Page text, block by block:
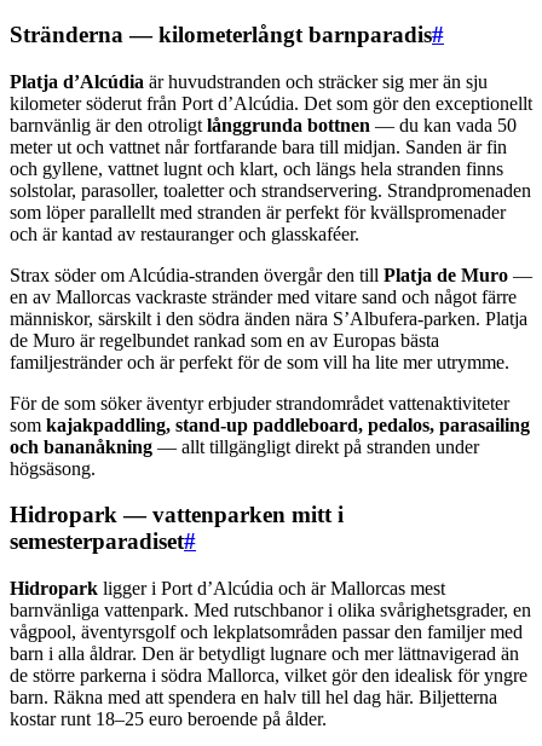
Stränderna — kilometerlångt barnparadis#
Platja d’Alcúdia är huvudstranden och sträcker sig mer än sju
kilometer söderut från Port d’Alcúdia. Det som gör den exceptionellt
barnvänlig är den otroligt långgrunda bottnen — du kan vada 50
meter ut och vattnet når fortfarande bara till midjan. Sanden är fin
och gyllene, vattnet lugnt och klart, och längs hela stranden finns
solstolar, parasoller, toaletter och strandservering. Strandpromenaden
som löper parallellt med stranden är perfekt för kvällspromenader
och är kantad av restauranger och glasskaféer.
Strax söder om Alcúdia-stranden övergår den till Platja de Muro —
en av Mallorcas vackraste stränder med vitare sand och något färre
människor, särskilt i den södra änden nära S’Albufera-parken. Platja
de Muro är regelbundet rankad som en av Europas bästa
familjestränder och är perfekt för de som vill ha lite mer utrymme.
För de som söker äventyr erbjuder strandområdet vattenaktiviteter
som kajakpaddling, stand-up paddleboard, pedalos, parasailing
och bananåkning — allt tillgängligt direkt på stranden under
högsäsong.
Hidropark — vattenparken mitt i
semesterparadiset#
Hidropark ligger i Port d’Alcúdia och är Mallorcas mest
barnvänliga vattenpark. Med rutschbanor i olika svårighetsgrader, en
vågpool, äventyrsgolf och lekplatsområden passar den familjer med
barn i alla åldrar. Den är betydligt lugnare och mer lättnavigerad än
de större parkerna i södra Mallorca, vilket gör den idealisk för yngre
barn. Räkna med att spendera en halv till hel dag här. Biljetterna
kostar runt 18–25 euro beroende på ålder.